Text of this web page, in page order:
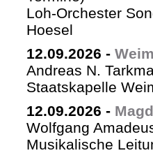
Loh-Orchester
Hoesel
12.09.2026 -
Andreas N.
Staatskapelle
12.09.2026 -
Wolfgang
Musikalische